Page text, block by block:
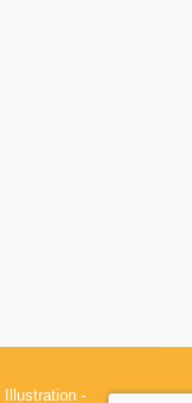
Illustration -